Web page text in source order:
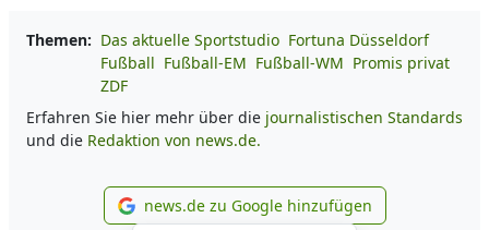
Themen: Das aktuelle Sportstudio Fortuna Düsseldorf
Fußball Fußball-EM Fußball-WM Promis privat
ZDF
Erfahren Sie hier mehr über die journalistischen Standards
und die Redaktion von news.de.
news.de zu Google
news.de zu Google hinzufügen